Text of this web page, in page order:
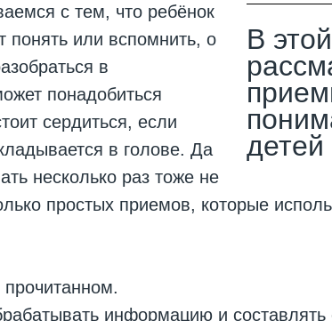
В
детей
с тем, что ребёнок
понять или вспомнить, о
в
понадобиться
сердиться, если
в голове. Да
несколько раз тоже не
простых приемов, которые
информацию и